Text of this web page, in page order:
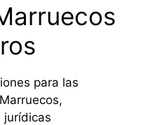
para las
jurídicas